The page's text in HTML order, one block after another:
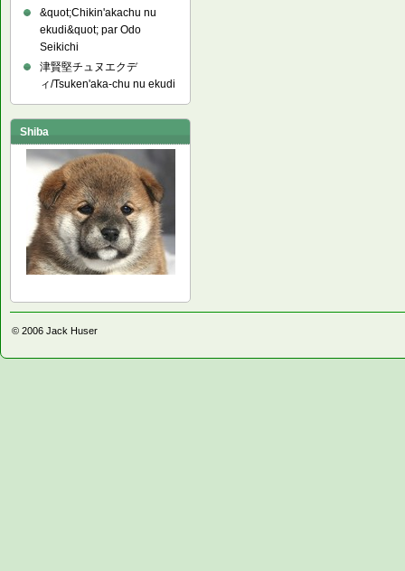
&quot;Chikin'akachu nu
ekudi&quot; par Odo
Seikichi
津賢堅チュヌエクデ
ィ/Tsuken'aka-chu nu ekudi
Shiba
© 2006 Jack Huser